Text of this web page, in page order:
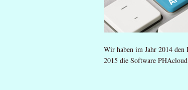
Wir haben im Jahr 2014 den
2015 die Software